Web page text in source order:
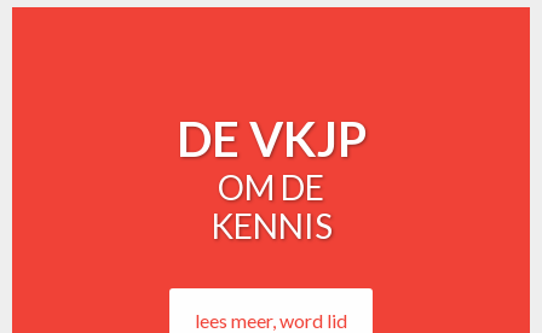
DE VKJP
OM DE
KENNIS
lees meer, word lid